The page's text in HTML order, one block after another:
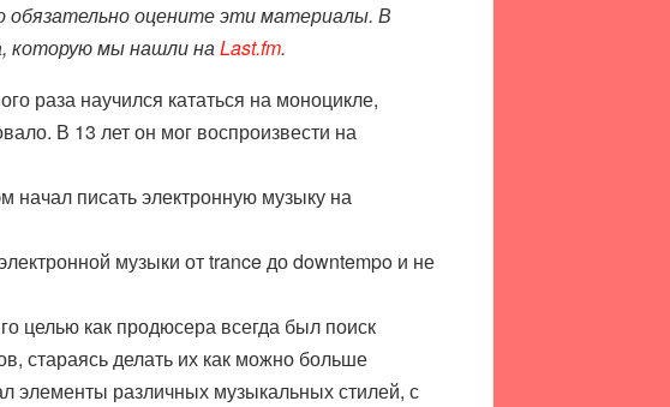
обязательно оцените эти материалы. В
которую мы нашли наLast.fm.
раза научился кататься на моноцикле,
В 13 лет он мог воспроизвести на
начал писать электронную музыку на
музыки от trance до downtempo и не
целью как продюсера всегда был поиск
стараясь делать их как можно больше
элементы различных музыкальных стилей, с